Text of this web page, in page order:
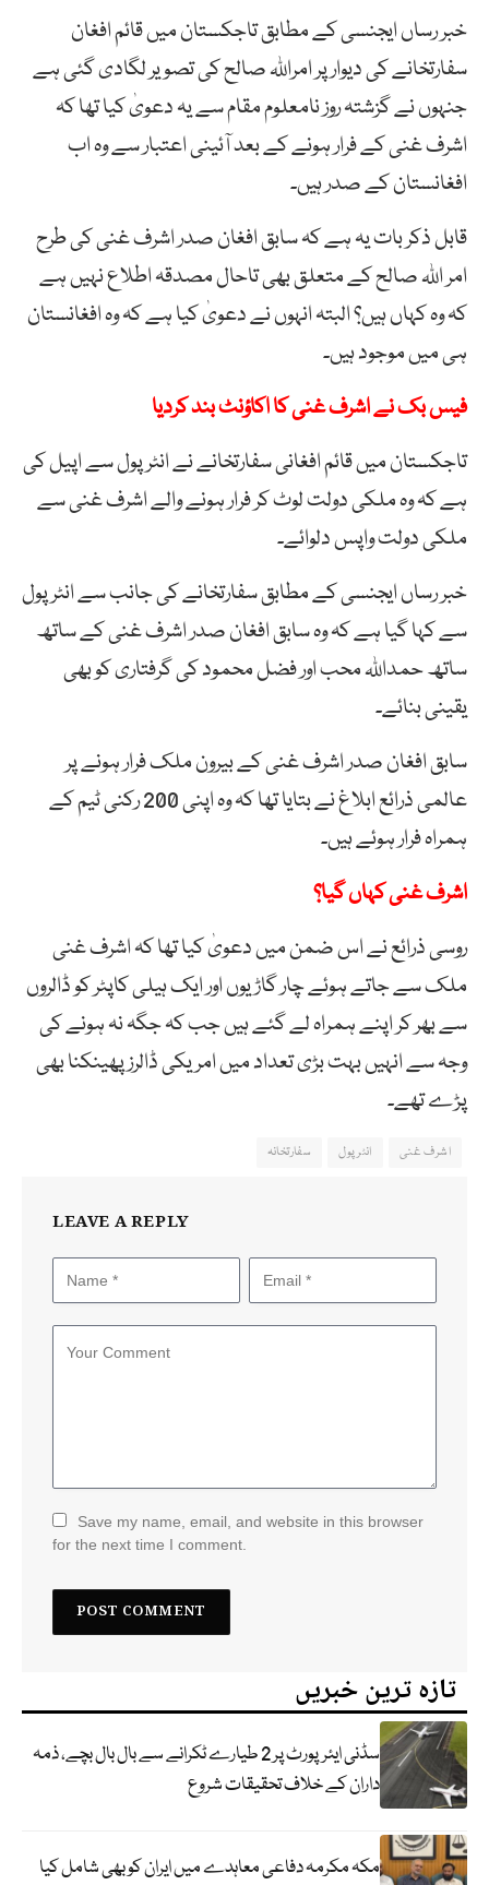
خبر رساں ایجنسی کے مطابق تاجکستان میں قائم افغان
سفارتخانے کی دیوار پر امراللہ صالح کی تصویر لگادی گئی ہے
جنہوں نے گزشتہ روز نامعلوم مقام سے یہ دعویٰ کیا تھا کہ
اشرف غنی کے فرار ہونے کے بعد آئینی اعتبار سے وہ اب
افغانستان کے صدر ہیں۔
قابل ذکر بات یہ ہے کہ سابق افغان صدر اشرف غنی کی طرح
امر اللہ صالح کے متعلق بھی تاحال مصدقہ اطلاع نہیں ہے
کہ وہ کہاں ہیں؟ البتہ انہوں نے دعویٰ کیا ہے کہ وہ افغانستان
ہی میں موجود ہیں۔
فیس بک نے اشرف غنی کا اکاؤنٹ بند کردیا
تاجکستان میں قائم افغانی سفارتخانے نے انٹرپول سے اپیل کی
ہے کہ وہ ملکی دولت لوٹ کر فرار ہونے والے اشرف غنی سے
ملکی دولت واپس دلوائے۔
خبر رساں ایجنسی کے مطابق سفارتخانے کی جانب سے انٹرپول
سے کہا گیا ہے کہ وہ سابق افغان صدر اشرف غنی کے ساتھ
ساتھ حمداللہ محب اور فضل محمود کی گرفتاری کو بھی
یقینی بنائے۔
سابق افغان صدر اشرف غنی کے بیرون ملک فرار ہونے پر
عالمی ذرائع ابلاغ نے بتایا تھا کہ وہ اپنی 200 رکنی ٹیم کے
ہمراہ فرار ہوئے ہیں۔
اشرف غنی کہاں گیا؟
روسی ذرائع نے اس ضمن میں دعویٰ کیا تھا کہ اشرف غنی
ملک سے جاتے ہوئے چار گاڑیوں اور ایک ہیلی کاپٹر کو ڈالروں
سے بھر کر اپنے ہمراہ لے گئے ہیں جب کہ جگہ نہ ہونے کی
وجہ سے انہیں بہت بڑی تعداد میں امریکی ڈالرز پھینکنا بھی
پڑے تھے۔
اشرف غنی انٹرپول سفارتخانہ
LEAVE A REPLY
Save my name, email, and website in this browser
for the next time I comment.
تازہ ترین خبریں
سڈنی ایئرپورٹ پر 2 طیارے ٹکرانے سے بال بال بچے، ذمہ
داران کے خلاف تحقیقات شروع
مکہ مکرمہ دفاعی معاہدے میں ایران کو بھی شامل کیا